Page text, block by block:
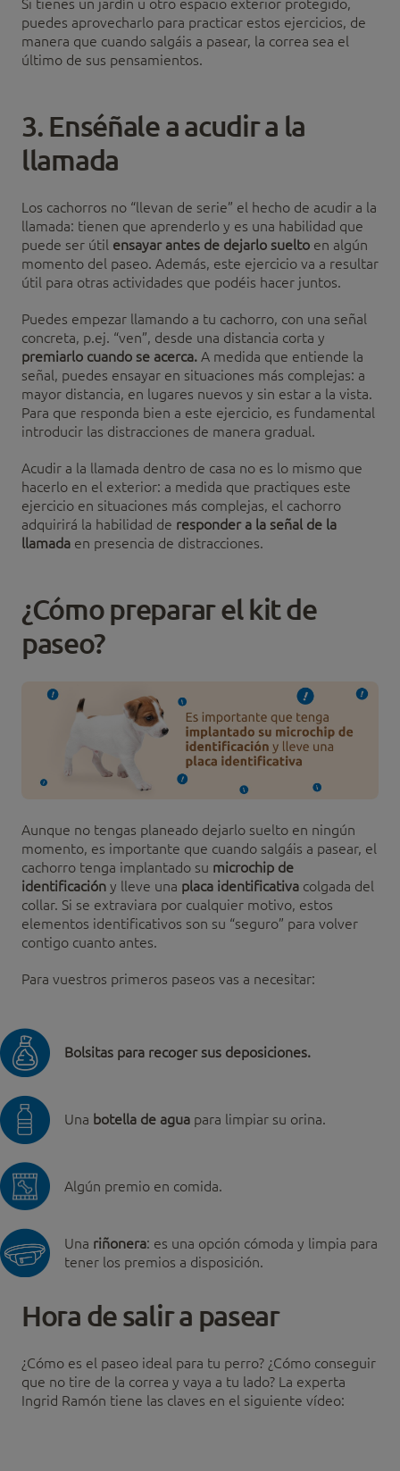
Si tienes un jardín u otro espacio exterior protegido,
puedes aprovecharlo para practicar estos ejercicios, de
manera que cuando salgáis a pasear, la correa sea el
último de sus pensamientos.
3. Enséñale a acudir a la
llamada
Los cachorros no “llevan de serie” el hecho de acudir a la
llamada: tienen que aprenderlo y es una habilidad que
puede ser útil ensayar antes de dejarlo suelto en algún
momento del paseo. Además, este ejercicio va a resultar
útil para otras actividades que podéis hacer juntos.
Puedes empezar llamando a tu cachorro, con una señal
concreta, p.ej. “ven”, desde una distancia corta y
premiarlo cuando se acerca. A medida que entiende la
señal, puedes ensayar en situaciones más complejas: a
mayor distancia, en lugares nuevos y sin estar a la vista.
Para que responda bien a este ejercicio, es fundamental
introducir las distracciones de manera gradual.
Acudir a la llamada dentro de casa no es lo mismo que
hacerlo en el exterior: a medida que practiques este
ejercicio en situaciones más complejas, el cachorro
adquirirá la habilidad de responder a la señal de la
llamada en presencia de distracciones.
¿Cómo preparar el kit de
paseo?
Aunque no tengas planeado dejarlo suelto en ningún
momento, es importante que cuando salgáis a pasear, el
cachorro tenga implantado su microchip de
identificación y lleve una placa identificativa colgada del
collar. Si se extraviara por cualquier motivo, estos
elementos identificativos son su “seguro” para volver
contigo cuanto antes.
Para vuestros primeros paseos vas a necesitar:
Bolsitas para recoger sus deposiciones.
Una botella de agua para limpiar su orina.
Algún premio en comida.
Una riñonera: es una opción cómoda y limpia para
tener los premios a disposición.
Hora de salir a pasear
¿Cómo es el paseo ideal para tu perro? ¿Cómo conseguir
que no tire de la correa y vaya a tu lado? La experta
Ingrid Ramón tiene las claves en el siguiente vídeo: